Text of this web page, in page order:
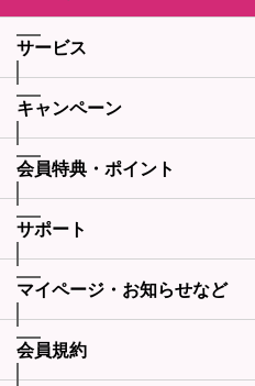
サービス
キャンペーン
会員特典・ポイント
サポート
マイページ・お知らせなど
会員規約